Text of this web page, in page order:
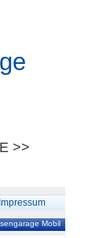
>>
Impressum
Mobil